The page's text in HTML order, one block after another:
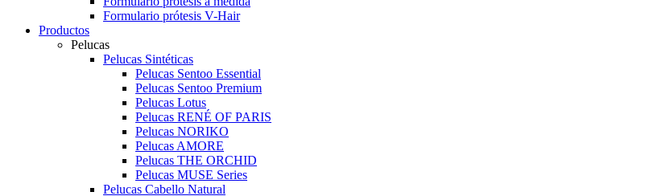
Formulario prótesis V-Hair
Productos
Pelucas
Pelucas Sintéticas
Pelucas Sentoo Essential
Pelucas Sentoo Premium
Pelucas Lotus
Pelucas RENÉ OF PARIS
Pelucas NORIKO
Pelucas AMORE
Pelucas THE ORCHID
Pelucas MUSE Series
Pelucas Cabello Natural